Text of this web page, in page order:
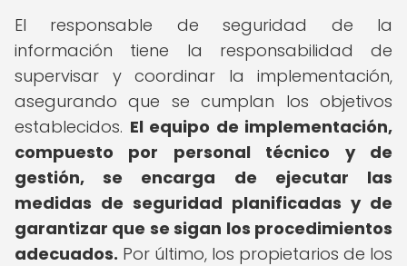
El responsable de seguridad de la
información tiene la responsabilidad de
supervisar y coordinar la implementación,
asegurando que se cumplan los objetivos
establecidos. El equipo de implementación,
compuesto por personal técnico y de
gestión, se encarga de ejecutar las
medidas de seguridad planificadas y de
garantizar que se sigan los procedimientos
adecuados. Por último, los propietarios de los